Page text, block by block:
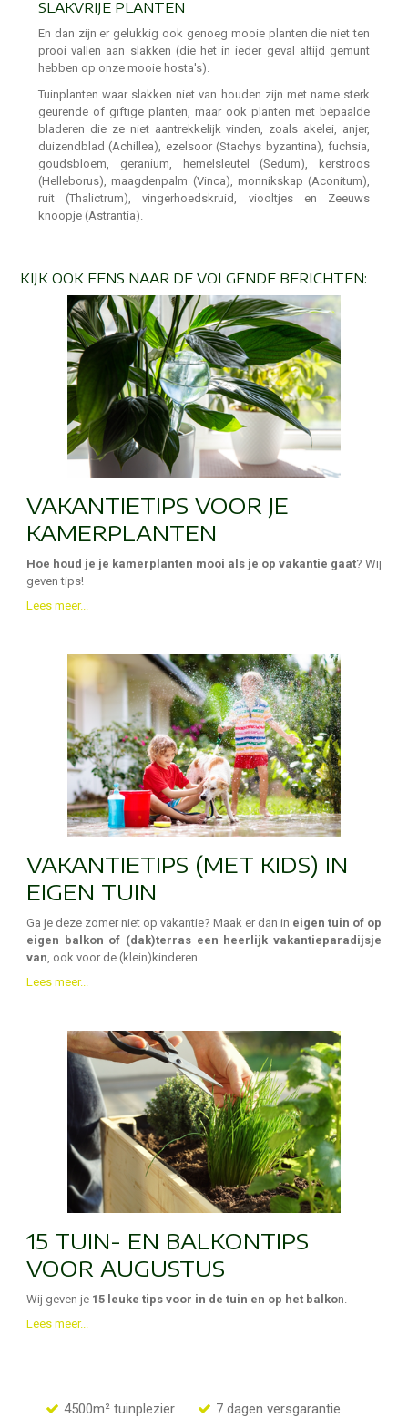
SLAKVRIJE PLANTEN
En dan zijn er gelukkig ook genoeg mooie planten die niet ten
prooi vallen aan slakken (die het in ieder geval altijd gemunt
hebben op onze mooie hosta's).
Tuinplanten waar slakken niet van houden zijn met name sterk
geurende of giftige planten, maar ook planten met bepaalde
bladeren die ze niet aantrekkelijk vinden, zoals akelei, anjer,
duizendblad (Achillea), ezelsoor (Stachys byzantina), fuchsia,
goudsbloem, geranium, hemelsleutel (Sedum), kerstroos
(Helleborus), maagdenpalm (Vinca), monnikskap (Aconitum),
ruit (Thalictrum), vingerhoedskruid, viooltjes en Zeeuws
knoopje (Astrantia).
KIJK OOK EENS NAAR DE VOLGENDE BERICHTEN:
VAKANTIETIPS VOOR JE
KAMERPLANTEN
Hoe houd je je kamerplanten mooi als je op vakantie gaat? Wij
geven tips!
Lees meer...
VAKANTIETIPS (MET KIDS) IN
EIGEN TUIN
Ga je deze zomer niet op vakantie? Maak er dan in eigen tuin of op
eigen balkon of (dak)terras een heerlijk vakantieparadijsje
van , ook voor de (klein)kinderen.
Lees meer...
15 TUIN- EN BALKONTIPS
VOOR AUGUSTUS
Wij geven je 15 leuke tips voor in de tuin en op het balkon.
Lees meer...
4500m² tuinplezier 7 dagen versgarantie